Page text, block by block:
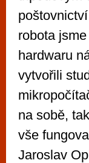
robota
hardwaru
vytvořili
na sobě,
vše
Jaroslav